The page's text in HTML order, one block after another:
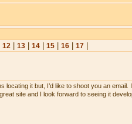
12| 13| 14| 15| 16| 17|
locating it but, I’d like to shoot you an email.
site and I look forward to seeing it